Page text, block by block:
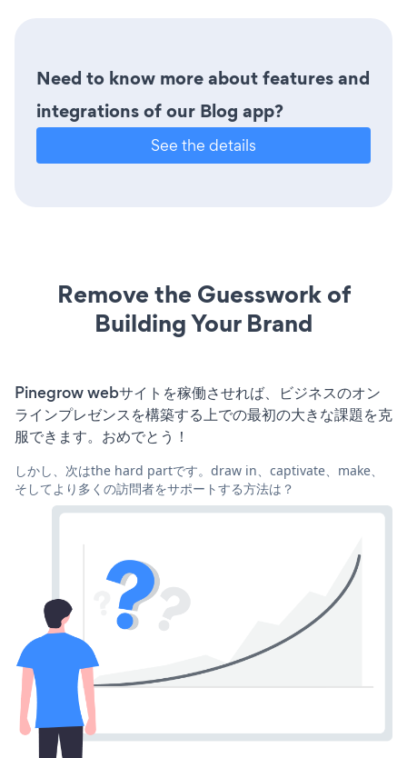
Need to know more about features and
integrations of our Blog app?
See the details
Remove the Guesswork of
Building Your Brand
Pinegrow webサイトを稼働させれば、ビジネスのオン
ラインプレゼンスを構築する上での最初の大きな課題を克
服できます。おめでとう！
しかし、次はthe hard partです。draw in、captivate、make、
そしてより多くの訪問者をサポートする方法は？